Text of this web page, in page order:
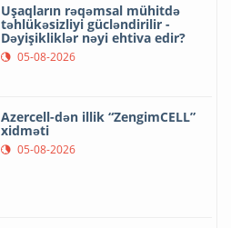
Uşaqların rəqəmsal mühitdə
təhlükəsizliyi gücləndirilir -
Dəyişikliklər nəyi ehtiva edir?
05-08-2026
Azercell-dən illik “ZengimCELL”
xidməti
05-08-2026